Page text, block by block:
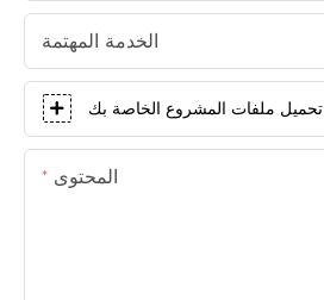
الخدمة المهتمة
تحميل ملفات المشروع الخاصة بك
المحتوى